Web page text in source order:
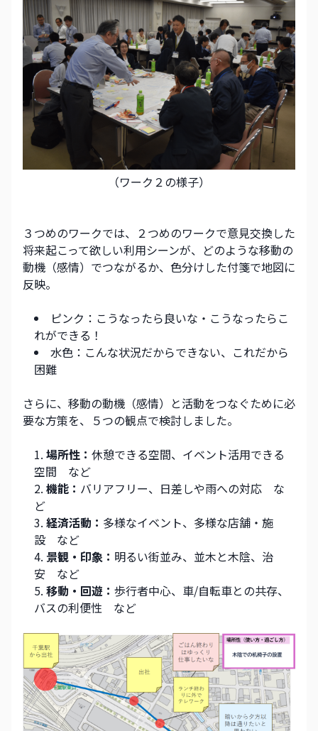
（ワーク２の様子）
３つめのワークでは、２つめのワークで意見交換した
将来起こって欲しい利用シーンが、どのような移動の
動機（感情）でつながるか、色分けした付箋で地図に
反映。
ピンク：こうなったら良いな・こうなったらこ
れができる！
水色：こんな状況だからできない、これだから
困難
さらに、移動の動機（感情）と活動をつなぐために必
要な方策を、５つの観点で検討しました。
場所性： 休憩できる空間、イベント活用できる
空間　など
機能： バリアフリー、日差しや雨への対応　な
ど
経済活動： 多様なイベント、多様な店舗・施
設　など
景観・印象： 明るい街並み、並木と木陰、治
安　など
移動・回遊： 歩行者中心、車/自転車との共存、
バスの利便性　など